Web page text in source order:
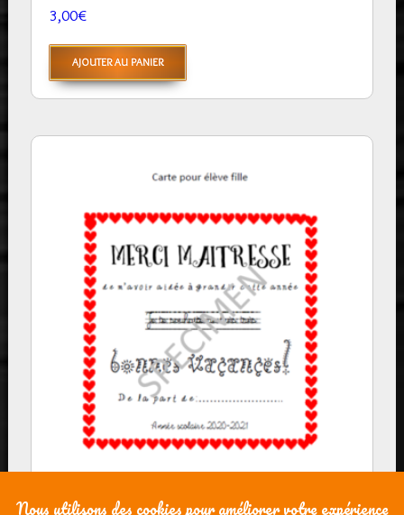
3,00€
AJOUTER AU PANIER
Carte Merci Maîtresse (Maître)-